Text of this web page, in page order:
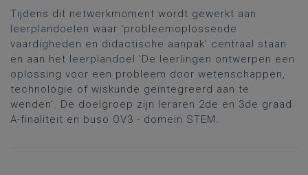
Tijdens dit netwerkmoment wordt gewerkt aan
leerplandoelen waar 'probleemoplossende
vaardigheden en didactische aanpak' centraal staan
en aan het leerplandoel 'De leerlingen ontwerpen een
oplossing voor een probleem door wetenschappen,
technologie of wiskunde geïntegreerd aan te
wenden'. De doelgroep zijn leraren 2de en 3de graad
A-finaliteit en buso OV3 - domein STEM.